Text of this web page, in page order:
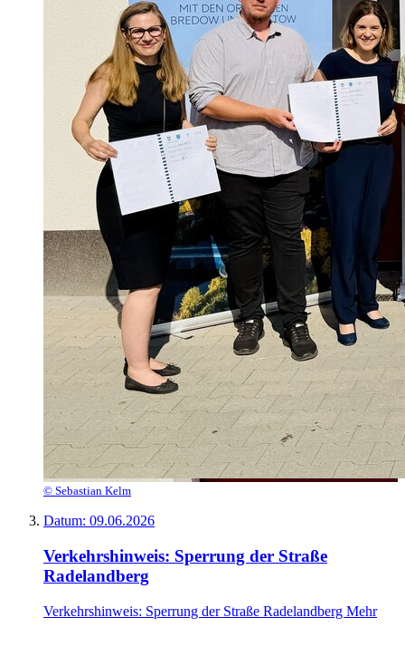
© Sebastian Kelm
Datum: 09.06.2026
Verkehrshinweis: Sperrung der Straße
Radelandberg
Verkehrshinweis: Sperrung der Straße Radelandberg Mehr